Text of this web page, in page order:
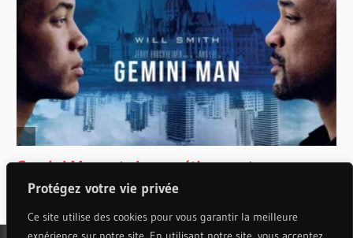
Protégez votre vie privée
Ce site utilise des cookies pour vous garantir la meilleure